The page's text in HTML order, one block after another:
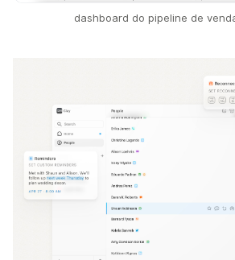
dashboard do pipeline de